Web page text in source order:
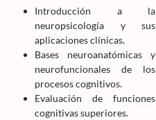
Introducción a la
neuropsicología y sus
aplicaciones clínicas.
Bases neuroanatómicas y
neurofuncionales de los
procesos cognitivos.
Evaluación de funciones
cognitivas superiores.